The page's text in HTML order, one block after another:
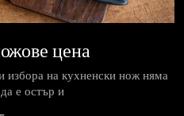
цена
избора на кухненски нож няма
е остър и